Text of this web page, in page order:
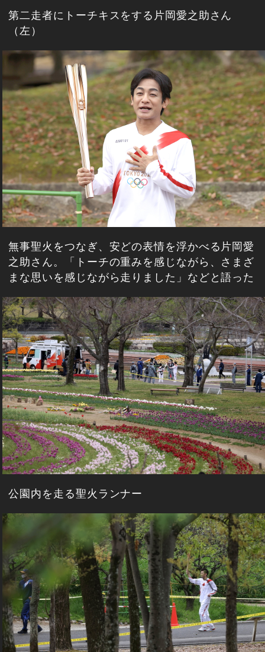
第二走者にトーチキスをする片岡愛之助さん
（左）
無事聖火をつなぎ、安どの表情を浮かべる片岡愛
之助さん。「トーチの重みを感じながら、さまざ
まな思いを感じながら走りました」などと語った
公園内を走る聖火ランナー